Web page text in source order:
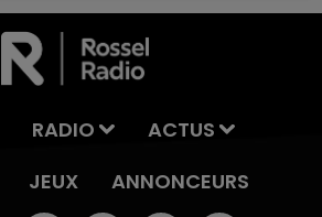
RADIO
ACTUS
JEUX ANNONCEURS